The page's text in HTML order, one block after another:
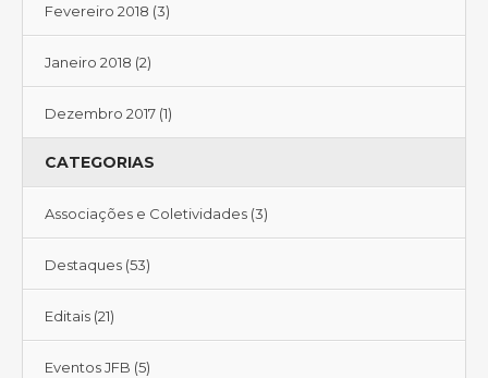
Fevereiro 2018 (3)
Janeiro 2018 (2)
Dezembro 2017 (1)
CATEGORIAS
Associações e Coletividades (3)
Destaques (53)
Editais (21)
Eventos JFB (5)